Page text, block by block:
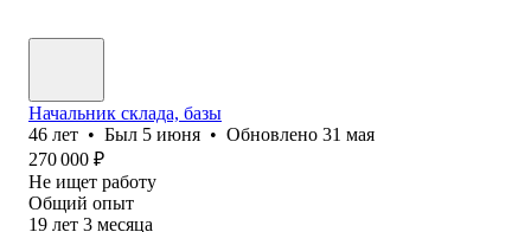
Начальник склада, базы
46 лет • Был 5 июня • Обновлено 31 мая
270 000 ₽
Не ищет работу
Общий опыт
19 лет 3 месяца